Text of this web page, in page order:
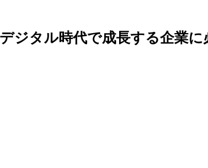
ジタル時代で成長する企業